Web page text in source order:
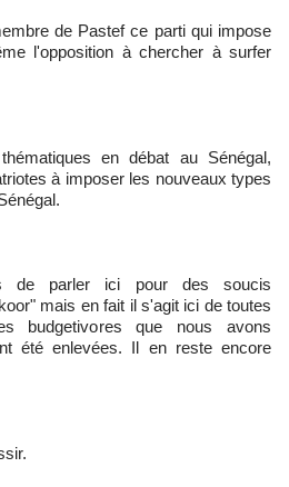
de Pastef ce parti qui impose
l'opposition à chercher à surfer
en débat au Sénégal,
à imposer les nouveaux types
de parler ici pour des soucis
mais en fait il s'agit ici de toutes
budgetivores que nous avons
été enlevées. Il en reste encore